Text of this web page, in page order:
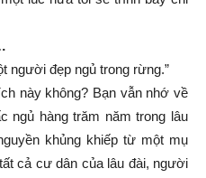
người đẹp ngủ trong rừng.”
này không? Bạn vẫn nhớ về
ngủ hàng trăm năm trong lâu
khủng khiếp từ một mụ
cả cư dân của lâu đài, người